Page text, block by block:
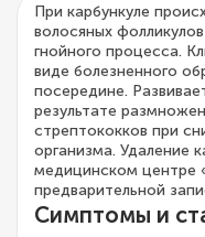
При карбункуле
волосяных
гнойного процесса.
виде болезненного
посередине.
результате
стрептококков при
организма. Удаление
медицинском центре
предварительной
Симптомы и